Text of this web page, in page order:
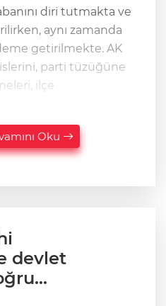
diri tutmakta ve
aynı zamanda
getirilmekte. AK
parti tüzüğüne
ilçe
Oku
devlet